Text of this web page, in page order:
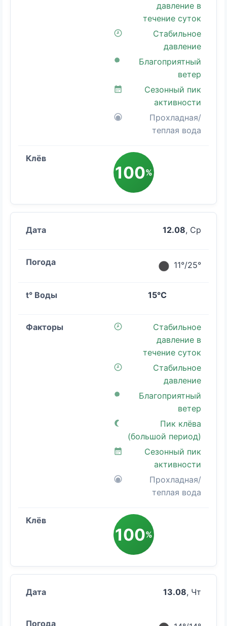
давление в
течение суток
Стабильное
давление
Благоприятный
ветер
Сезонный пик
активности
Прохладная/
теплая вода
100%
12.08, Ср
11°/25°
15°C
Стабильное
давление в
течение суток
Стабильное
давление
Благоприятный
ветер
Пик клёва
(большой период)
Сезонный пик
активности
Прохладная/
теплая вода
100%
13.08, Чт